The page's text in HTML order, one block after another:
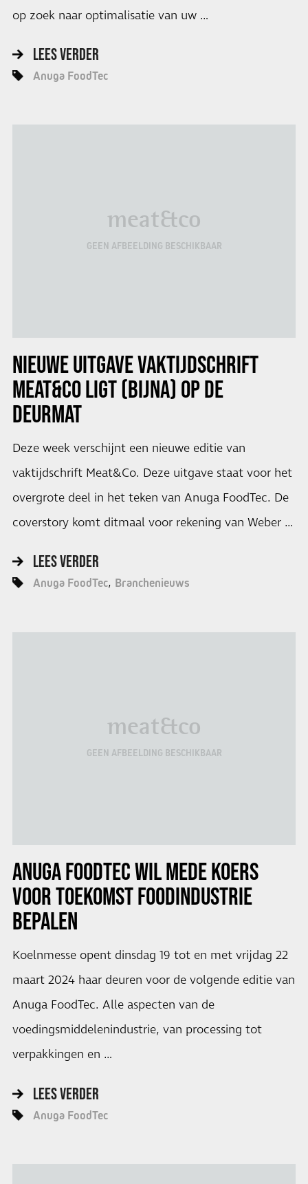
op zoek naar optimalisatie van uw …
LEES VERDER
Anuga FoodTec
meat&co
GEEN AFBEELDING BESCHIKBAAR
NIEUWE UITGAVE VAKTIJDSCHRIFT
MEAT&CO LIGT (BIJNA) OP DE
DEURMAT
Deze week verschijnt een nieuwe editie van
vaktijdschrift Meat&Co. Deze uitgave staat voor het
overgrote deel in het teken van Anuga FoodTec. De
coverstory komt ditmaal voor rekening van Weber …
LEES VERDER
Anuga FoodTec Branchenieuws
meat&co
GEEN AFBEELDING BESCHIKBAAR
ANUGA FOODTEC WIL MEDE KOERS
VOOR TOEKOMST FOODINDUSTRIE
BEPALEN
Koelnmesse opent dinsdag 19 tot en met vrijdag 22
maart 2024 haar deuren voor de volgende editie van
Anuga FoodTec. Alle aspecten van de
voedingsmiddelenindustrie, van processing tot
verpakkingen en …
LEES VERDER
Anuga FoodTec